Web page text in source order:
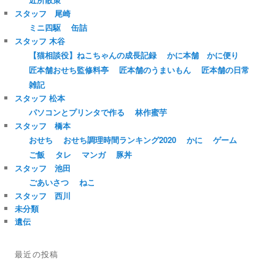
スタッフ 尾崎
ミニ四駆
缶詰
スタッフ 木谷
【猫相談役】ねこちゃんの成長記録
かに本舗 かに便り
匠本舗おせち監修料亭
匠本舗のうまいもん
匠本舗の日常
雑記
スタッフ 松本
パソコンとプリンタで作る
林作蜜芋
スタッフ 橋本
おせち
おせち調理時間ランキング2020 かに
ゲーム
ご飯
タレ マンガ
豚丼
スタッフ 池田
ごあいさつ
ねこ
スタッフ 西川
未分類
遺伝
最近の投稿